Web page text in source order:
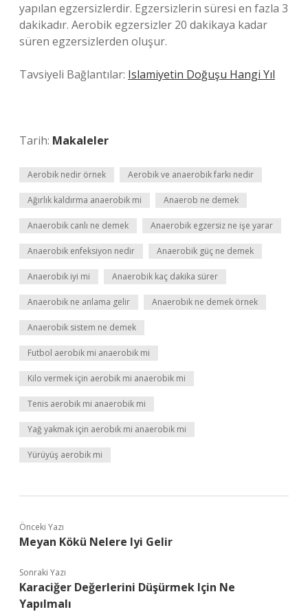
yapılan egzersizlerdir. Egzersizlerin süresi en fazla 3
dakikadır. Aerobik egzersizler 20 dakikaya kadar
süren egzersizlerden oluşur.
Tavsiyeli Bağlantılar: Islamiyetin Doğuşu Hangi Yıl
Tarih: Makaleler
Aerobik nedir örnek Aerobik ve anaerobik farkı nedir
Ağırlık kaldırma anaerobik mi Anaerob ne demek
Anaerobik canlı ne demek Anaerobik egzersiz ne işe yarar
Anaerobik enfeksiyon nedir Anaerobik güç ne demek
Anaerobik iyi mi Anaerobik kaç dakika sürer
Anaerobik ne anlama gelir Anaerobik ne demek örnek
Anaerobik sistem ne demek
Futbol aerobik mi anaerobik mi
Kilo vermek için aerobik mi anaerobik mi
Tenis aerobik mi anaerobik mi
Yağ yakmak için aerobik mi anaerobik mi
Yürüyüş aerobik mi
Önceki Yazı
Meyan Kökü Nelere Iyi Gelir
Sonraki Yazı
Karaciğer Değerlerini Düşürmek Için Ne
Yapılmalı